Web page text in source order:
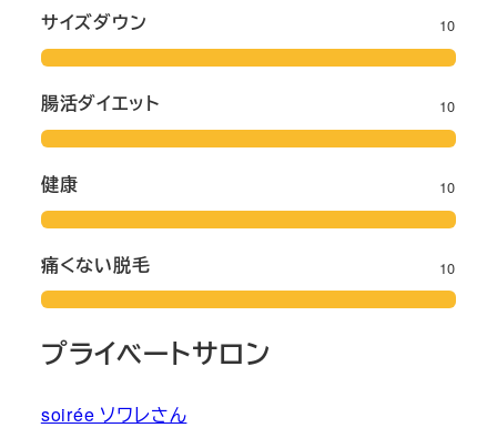
サイズダウン 10
腸活ダイエット 10
健康 10
痛くない脱毛 10
プライベートサロン
soirée ソワレさん